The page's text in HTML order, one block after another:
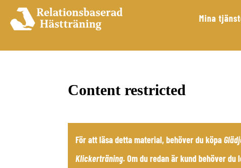
Mina
Content restricted
För att läsa detta material, behöver du köpa
Klickerträning. Om du redan är kund behöver